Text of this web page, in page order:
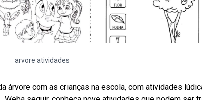
arvore atividades
árvore com as crianças na escola, com atividades